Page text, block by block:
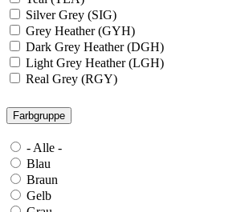
Silver Grey (SIG)
Grey Heather (GYH)
Dark Grey Heather (DGH)
Light Grey Heather (LGH)
Real Grey (RGY)
Granite Grey (GRG)
Grey Steel (GRS)
Dark Grey Melange (DGM)
Blue Midnight Heather (BMH)
Scarlet Red Heather (SRH)
Gold (GLD)
Anthra Heather (ANH)
Farbgruppe
- Alle -
Blau
Braun
Gelb